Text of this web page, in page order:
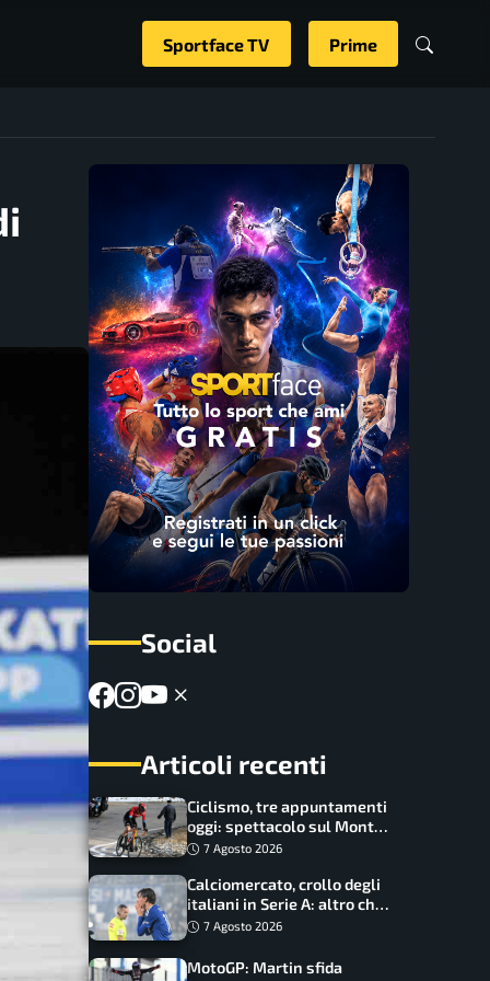
Sportface TV Prime
Social
Articoli recenti
Ciclismo, tre appuntamenti
oggi: spettacolo sul Mont
Ventoux, orari e come
7 Agosto 2026
Calciomercato, crollo degli
italiani in Serie A: altro che
svolta dopo il Mondiale
7 Agosto 2026
MotoGP: Martin sfida